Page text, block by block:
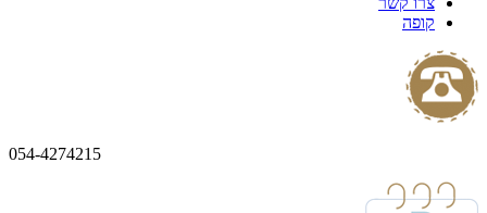
קופה
054-4274215